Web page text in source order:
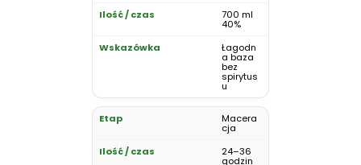
700 ml
40%
Łagodn
a baza
bez
spirytus
u
Macera
cja
24–36
godzin